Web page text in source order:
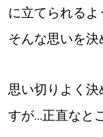
【札幌のお気に
【道央のお気に
に立てられるよ
そんな思いを決
思い切りよく
すが…正直なと